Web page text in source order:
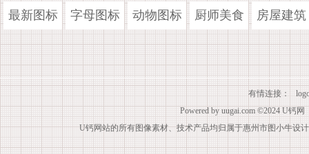
最新图标 字母图标 动物图标 厨师美食 房屋建筑
有情连接：
Powered by uugai.com ©2024 U钙网
U钙网站的所有图像素材、技术产品均归属于惠州市图小牛设